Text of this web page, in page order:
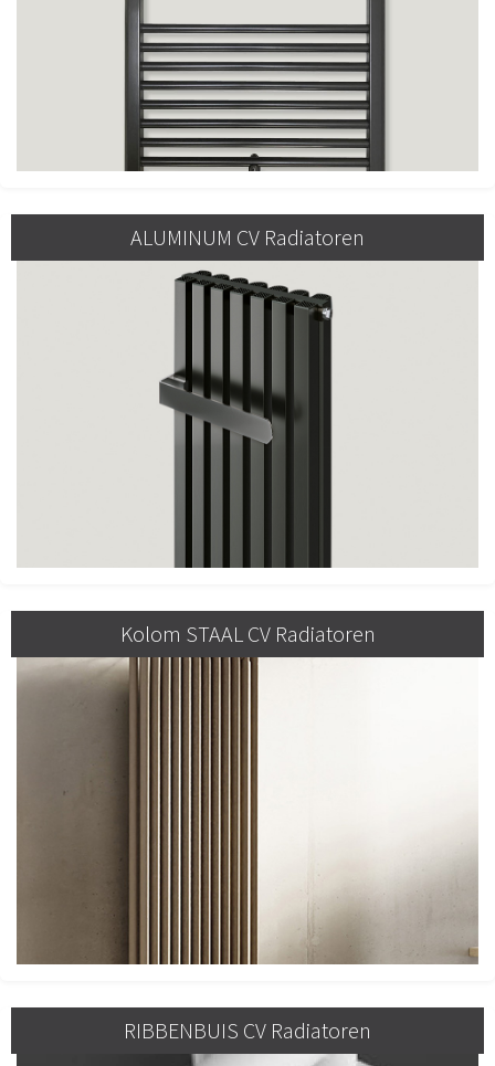
ALUMINUM CV Radiatoren
Kolom STAAL CV Radiatoren
RIBBENBUIS CV Radiatoren